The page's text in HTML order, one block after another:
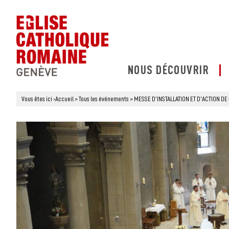
NOUS DÉCOUVRIR
Vous êtes ici ›Accueil >Tous les événements > MESSE D’INSTALLATION ET D’ACTION